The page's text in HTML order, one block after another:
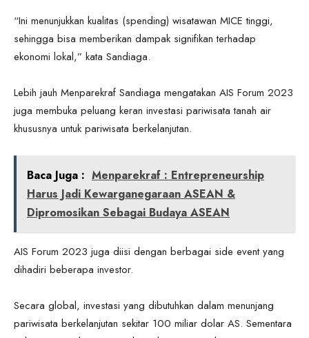
“Ini menunjukkan kualitas (spending) wisatawan MICE tinggi,
sehingga bisa memberikan dampak signifikan terhadap
ekonomi lokal,” kata Sandiaga.
Lebih jauh Menparekraf Sandiaga mengatakan AIS Forum 2023
juga membuka peluang keran investasi pariwisata tanah air
khususnya untuk pariwisata berkelanjutan.
Baca Juga : Menparekraf : Entrepreneurship
Harus Jadi Kewarganegaraan ASEAN &
Dipromosikan Sebagai Budaya ASEAN
AIS Forum 2023 juga diisi dengan berbagai side event yang
dihadiri beberapa investor.
Secara global, investasi yang dibutuhkan dalam menunjang
pariwisata berkelanjutan sekitar 100 miliar dolar AS. Sementara